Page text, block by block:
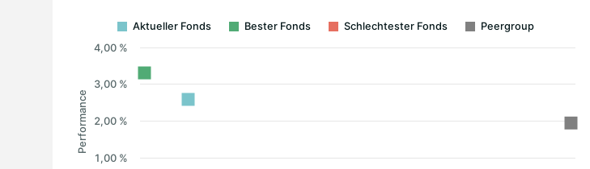
Performance
Aktueller Fonds Bester Fonds Schlechtester Fonds Peergroup
1,00 %
2,00 %
3,00 %
4,00 %